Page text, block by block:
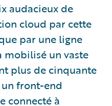
audacieux de
cloud par cette
par une ligne
mobilisé un vaste
plus de cinquante
front-end
connecté à